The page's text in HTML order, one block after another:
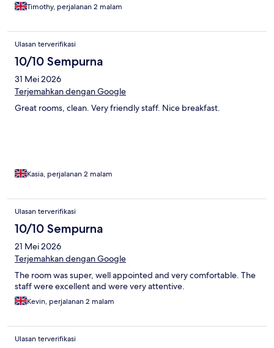
Timothy, perjalanan 2 malam
Ulasan terverifikasi
10/10 Sempurna
31 Mei 2026
Terjemahkan dengan Google
Great rooms, clean. Very friendly staff. Nice breakfast.
Kasia, perjalanan 2 malam
Ulasan terverifikasi
10/10 Sempurna
21 Mei 2026
Terjemahkan dengan Google
The room was super, well appointed and very comfortable. The
staff were excellent and were very attentive.
Kevin, perjalanan 2 malam
Ulasan terverifikasi